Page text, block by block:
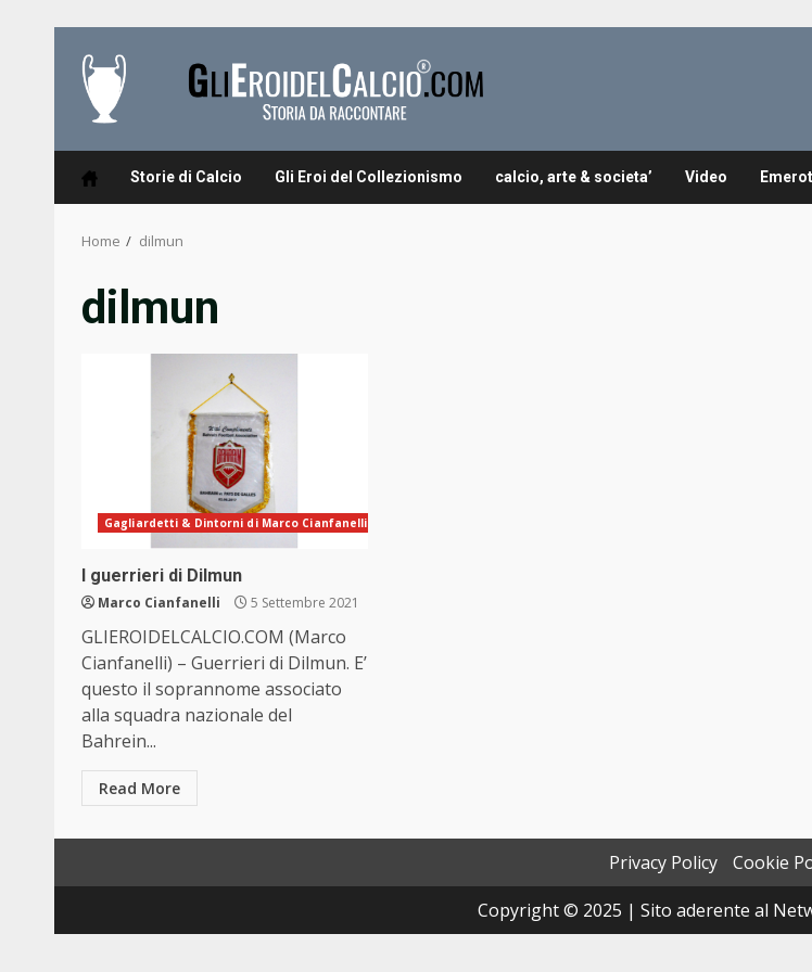
content
Storie di Calcio Gli Eroi del Collezionismo calcio, arte & societa’ Video
Home dilmun
dilmun
Gagliardetti & Dintorni di Marco Cianfanelli
I guerrieri di Dilmun
Marco Cianfanelli 5 Settembre 2021
GLIEROIDELCALCIO.COM (Marco
Cianfanelli) – Guerrieri di Dilmun. E’
questo il soprannome associato
alla squadra nazionale del
Bahrein...
Read More
Privacy Policy
Cookie
Copyright © 2025 | Sito aderente al